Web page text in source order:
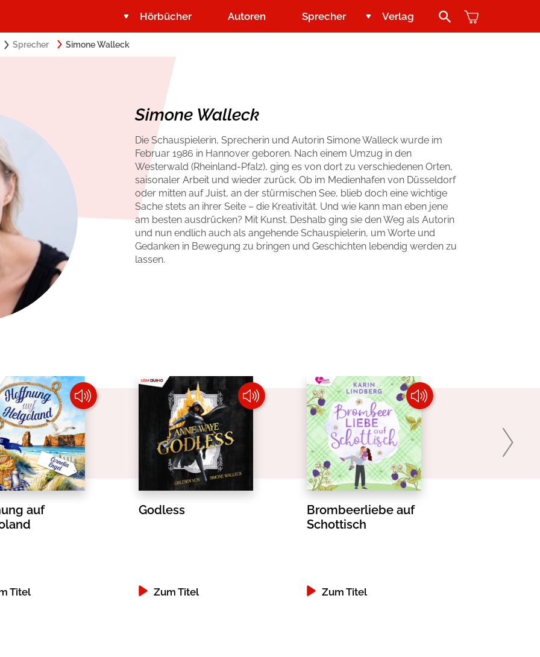
Hörbücher
Belletristik
Romance by heartroom
Krimi und Thriller
Ratgeber und Sachbuch Reihen
Autoren Sprecher Verlag
Über USM Audio
Presse
Autorinnen und Autoren
Suchbegriff eingeben:
Search Button
Sprecher Simone Walleck
Simone Walleck
Die Schauspielerin, Sprecherin und Autorin Simone Walleck wurde im
Februar 1986 in Hannover geboren. Nach einem Umzug in den
Westerwald (Rheinland-Pfalz), ging es von dort zu verschiedenen Orten,
saisonaler Arbeit und wieder zurück. Ob im Medienhafen von Düsseldorf
oder mitten auf Juist, an der stürmischen See, blieb doch eine wichtige
Sache stets an ihrer Seite – die Kreativität. Und wie kann man eben jene
am besten ausdrücken? Mit Kunst. Deshalb ging sie den Weg als Autorin
und nun endlich auch als angehende Schauspielerin, um Worte und
Gedanken in Bewegung zu bringen und Geschichten lebendig werden zu
lassen.
auf
Titel
Godless
Zum Titel
Brombeerliebe auf
Schottisch
Zum Titel